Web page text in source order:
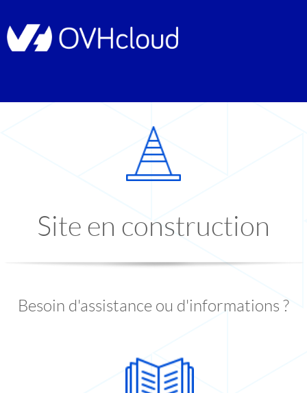
Site en construction
Besoin d'assistance ou d'informations ?